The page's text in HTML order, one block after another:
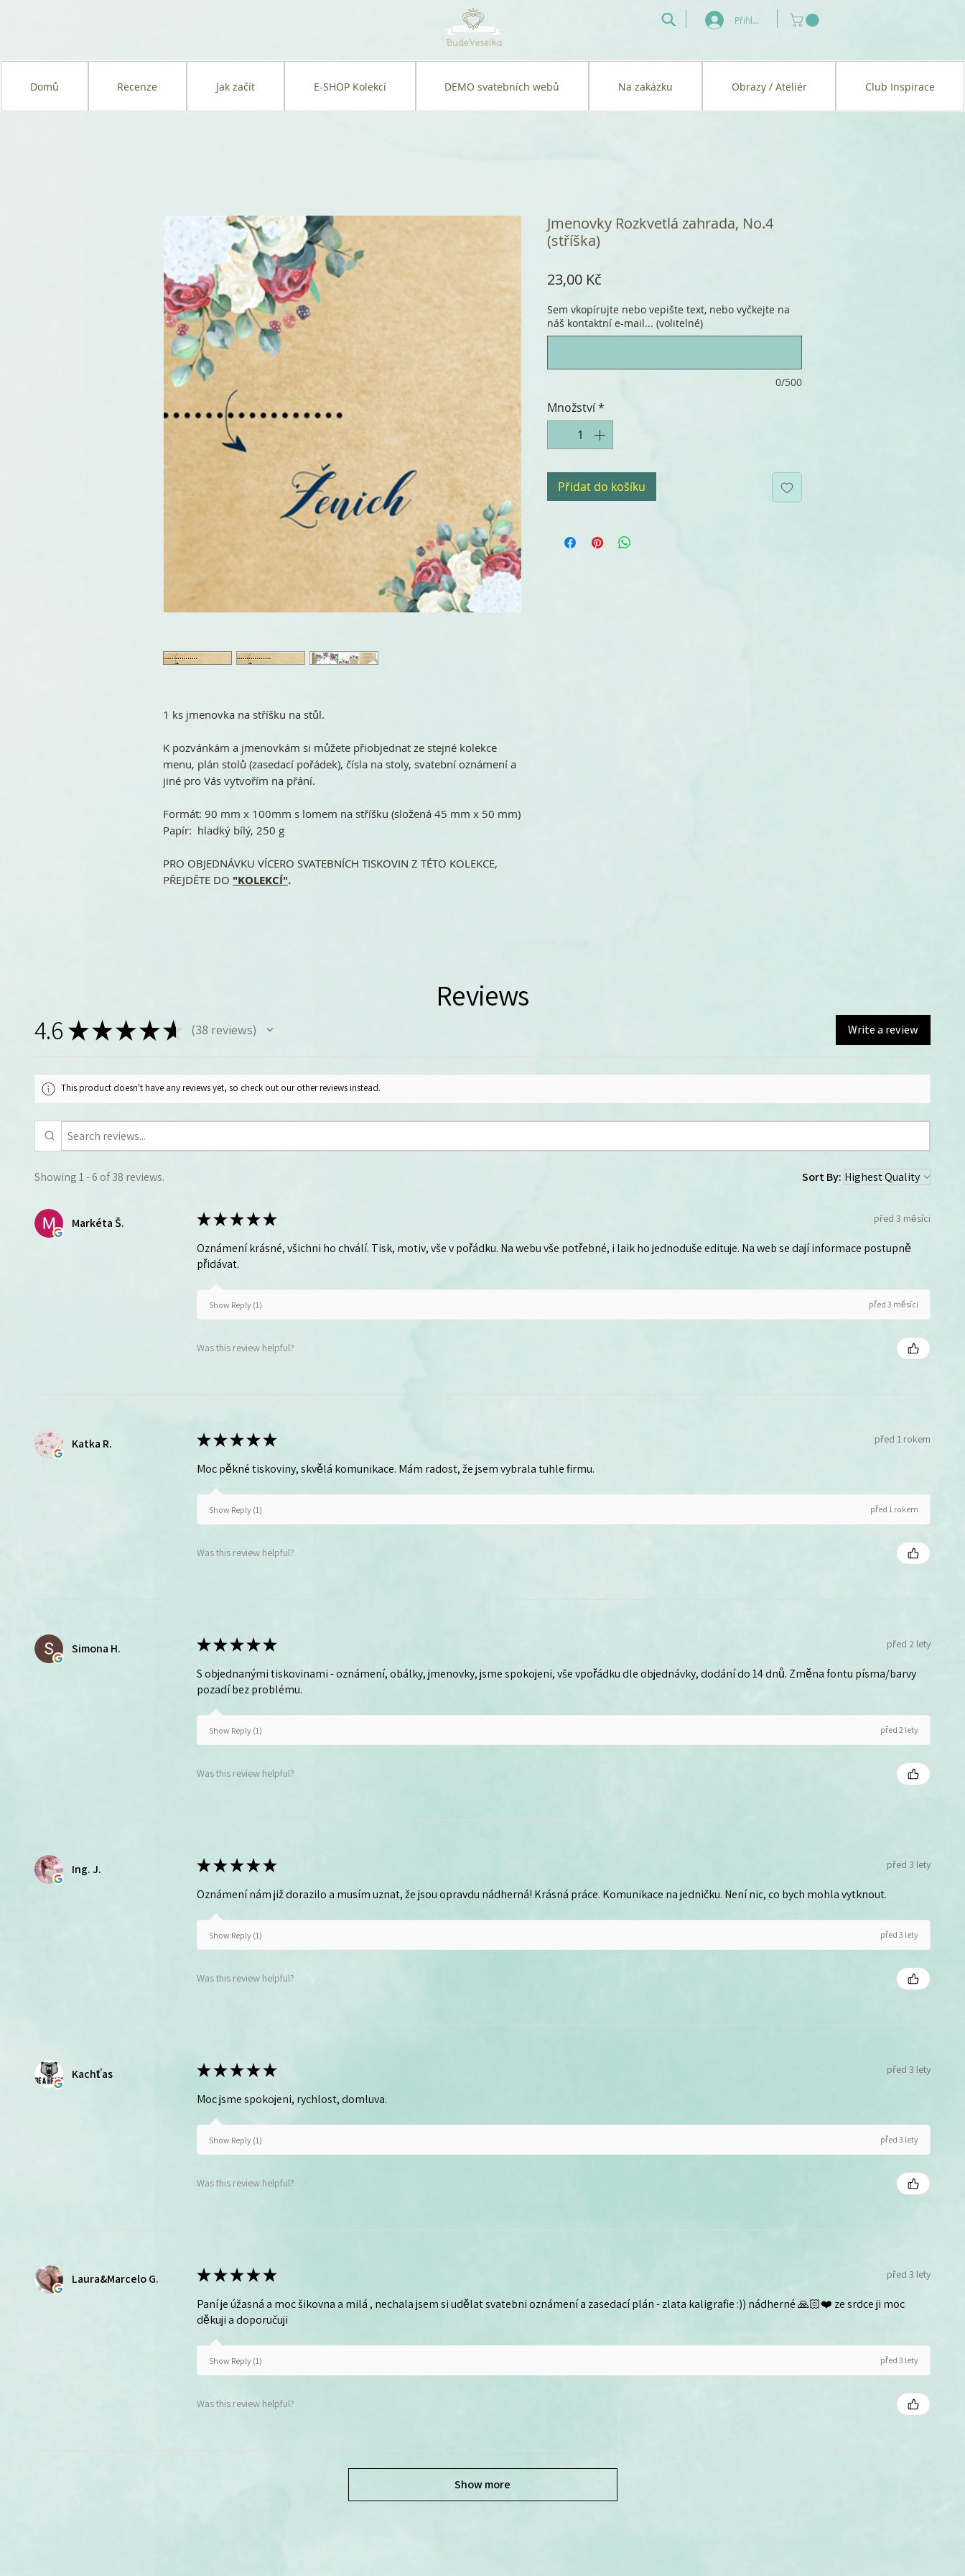
Přihlásit se
Domů Recenze Jak začít E-SHOP Kolekcí DEMO svatebních webů Na zakázku Obrazy / Ateliér Club Inspirace
1 ks jmenovka na stříšku na stůl.
K pozvánkám a jmenovkám si můžete přiobjednat ze stejné kolekce
menu, plán stolů (zasedací pořádek), čísla na stoly, svatební oznámení a
jiné pro Vás vytvořím na přání.
Formát: 90 mm x 100mm s lomem na stříšku (složená 45 mm x 50 mm)
Papír: hladký bílý, 250 g
PRO OBJEDNÁVKU VÍCERO SVATEBNÍCH TISKOVIN Z TÉTO KOLEKCE,
PŘEJDĚTE DO "KOLEKCÍ".
Jmenovky Rozkvetlá zahrada, No.4
(stříška)
23,00 Kč
Sem vkopírujte nebo vepište text, nebo vyčkejte na
náš kontaktní e-mail... (volitelné)
0/500
Množství*
Přidat do košíku
Reviews
4.6 ★★★★★ 38 reviews
38 Write a review
This product doesn't have any reviews yet, so check out our other reviews instead.
Showing 1 - 6 of 38 reviews. Sort By:
Markéta Š. ★★★★★ před 3 měsíci
Oznámení krásné, všichni ho chválí. Tisk, motiv, vše v pořádku. Na webu vše potřebné, i laik ho jednoduše edituje. Na web se dají informace postupně
přidávat.
Show Reply (1) před 3 měsíci
Was this review helpful?
Katka R. ★★★★★ před 1 rokem
Moc pěkné tiskoviny, skvělá komunikace. Mám radost, že jsem vybrala tuhle firmu.
Show Reply (1) před 1 rokem
Was this review helpful?
Simona H. ★★★★★ před 2 lety
S objednanými tiskovinami - oznámení, obálky, jmenovky, jsme spokojeni, vše vpořádku dle objednávky, dodání do 14 dnů. Změna fontu písma/barvy
pozadí bez problému.
Show Reply (1) před 2 lety
Was this review helpful?
Ing. J. ★★★★★ před 3 lety
Oznámení nám již dorazilo a musím uznat, že jsou opravdu nádherná! Krásná práce. Komunikace na jedničku. Není nic, co bych mohla vytknout.
Show Reply (1) před 3 lety
Was this review helpful?
Kachťas ★★★★★ před 3 lety
Moc jsme spokojeni, rychlost, domluva.
Show Reply (1) před 3 lety
Was this review helpful?
Laura&Marcelo G. ★★★★★ před 3 lety
Paní je úžasná a moc šikovna a milá , nechala jsem si udělat svatebni oznámení a zasedací plán - zlata kaligrafie :)) nádherné 🙏🏻❤️ ze srdce ji moc
děkuji a doporučuji
Show Reply (1) před 3 lety
Was this review helpful?
Show more